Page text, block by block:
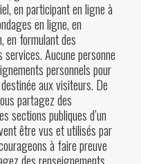
en participant en ligne à
en ligne, en
en formulant des
Aucune personne
personnels pour
aux visiteurs. De
partagez des
sections publiques d’un
être vus et utilisés par
à faire preuve